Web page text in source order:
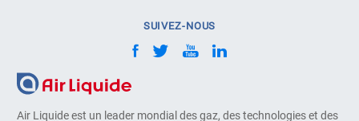
Air Liquide est un leader mondial des gaz, des technologies et des
SUIVEZ-NOUS